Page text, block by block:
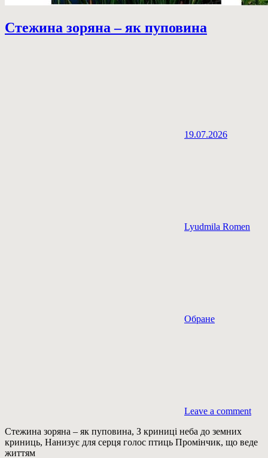
Стежина зоряна – як пуповина
19.07.2026
Lyudmila Romen
Обране
Leave a comment
Стежина зоряна – як пуповина, З криниці неба до земних
криниць, Нанизує для серця голос птиць Промінчик, що веде
життям